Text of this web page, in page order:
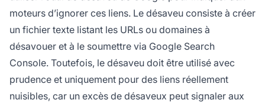
moteurs d’ignorer ces liens. Le désaveu consiste à créer
un fichier texte listant les URLs ou domaines à
désavouer et à le soumettre via Google Search
Console. Toutefois, le désaveu doit être utilisé avec
prudence et uniquement pour des liens réellement
nuisibles, car un excès de désaveux peut signaler aux